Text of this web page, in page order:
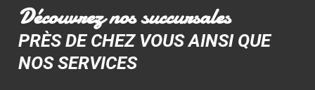
Découvrez nos succursales
PRÈS DE CHEZ VOUS AINSI QUE
NOS SERVICES